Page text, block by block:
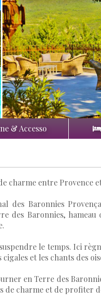
& Accesso
charme entre Provence
des Baronnies
des Baronnies,
le temps. Ici
et les chants des
en Terre des
de charme et de profiter